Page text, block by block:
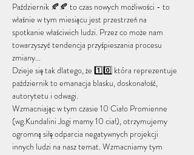
Październik 🍂🍂 to czas nowych możliwości - to
właśnie w tym miesiącu jest przestrzeń na
spotkanie właściwich ludzi. Przez co może nam
towarzyszyć tendencja przyśpieszania procesu
zmiany...
Dzieje się tak dlatego, że 1️⃣0️⃣ która reprezentuje
październik to emanacja blasku, doskonałość,
autorytetu i odwagi.
Wzmacniając w tym czasie 10 Ciało Promienne
(wg.Kundalini Jogi mamy 10 ciał), otrzymujemy
ogromną siłę odparcia negatywnych projekcji
innych ludzi na nasz temat. Wzmacniamy tym